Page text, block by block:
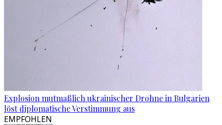
Explosion mutmaßlich ukrainischer Drohne in Bulgarien
löst diplomatische Verstimmung aus
EMPFOHLEN